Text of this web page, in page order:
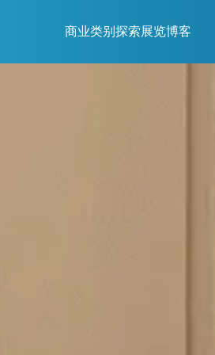
商业类别 探索展览博客